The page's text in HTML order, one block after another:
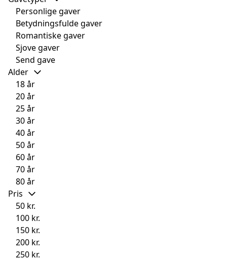
Personlige gaver
Betydningsfulde gaver
Romantiske gaver
Sjove gaver
Send gave
Alder
18 år
20 år
25 år
30 år
40 år
50 år
60 år
70 år
80 år
Pris
50 kr.
100 kr.
150 kr.
200 kr.
250 kr.